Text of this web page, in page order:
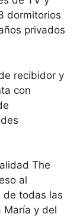
dormitorios
privados
recibidor y
con
The
al
de todas las
María y del